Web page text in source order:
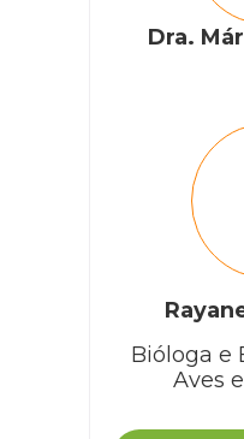
Dra.
Bióloga e
Aves